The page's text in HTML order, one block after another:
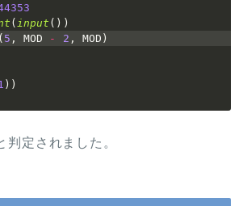
( input ( ) )
( 5 , MOD - 2 , MOD )
) )
判定されました。